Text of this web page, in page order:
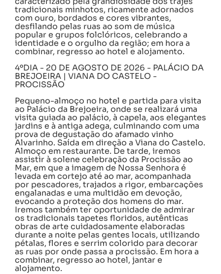
tradicionais minhotos, ricamente adornados
com ouro, bordados e cores vibrantes,
desfilando pelas ruas ao som de música
popular e grupos folclóricos, celebrando a
identidade e o orgulho da região; em hora a
combinar, regresso ao hotel e alojamento.
4ºDIA - 20 DE AGOSTO DE 2026 - PALÁCIO DA
BREJOEIRA | VIANA DO CASTELO -
PROCISSÃO
Pequeno-almoço no hotel e partida para visita
ao Palácio da Brejoeira, onde se realizará uma
visita guiada ao palácio, à capela, aos elegantes
jardins e à antiga adega, culminando com uma
prova de degustação do afamado vinho
Alvarinho. Saída em direção a Viana do Castelo.
Almoço em restaurante. De tarde, iremos
assistir à solene celebração da Procissão ao
Mar, em que a imagem de Nossa Senhora é
levada em cortejo até ao mar, acompanhada
por pescadores, trajados a rigor, embarcações
engalanadas e uma multidão em devoção,
evocando a proteção dos homens do mar.
Iremos também ter oportunidade de admirar
os tradicionais tapetes floridos, autênticas
obras de arte cuidadosamente elaboradas
durante a noite pelas gentes locais, utilizando
pétalas, flores e serrim colorido para decorar
as ruas por onde passa a procissão. Em hora a
combinar, regresso ao hotel, jantar e
alojamento.